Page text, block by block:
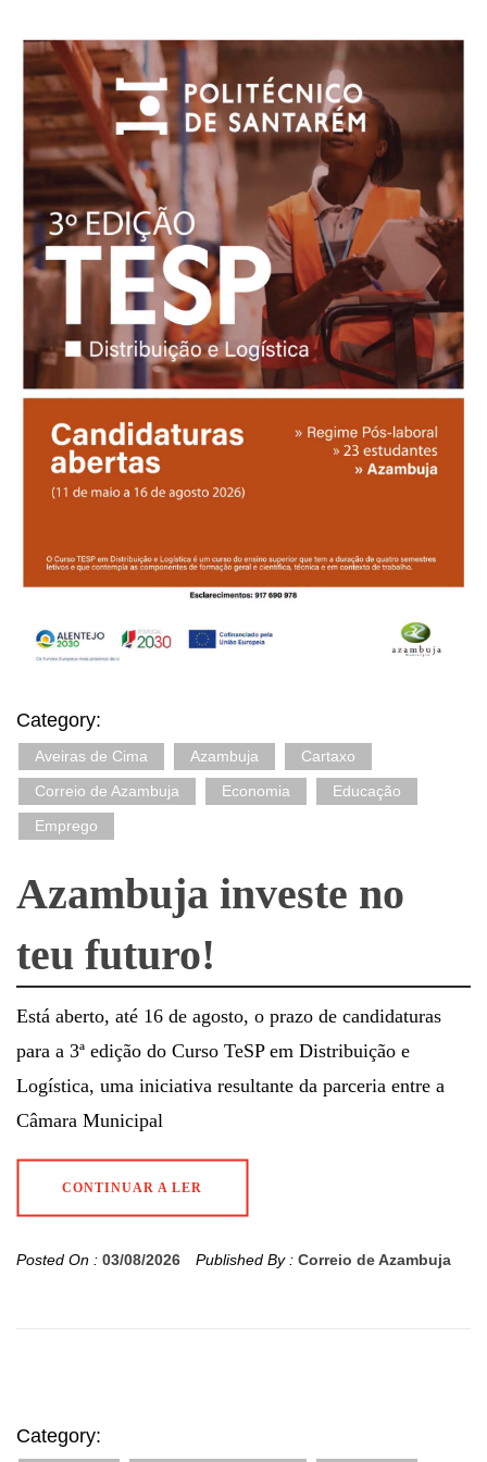
Category:
Aveiras de Cima Azambuja
Cartaxo
Correio de Azambuja
Economia
Educação
Emprego
Azambuja investe no
teu futuro!
Está aberto, até 16 de agosto, o prazo de candidaturas
para a 3ª edição do Curso TeSP em Distribuição e
Logística, uma iniciativa resultante da parceria entre a
Câmara Municipal
CONTINUAR A LER
Posted On : 03/08/2026 Published By : Correio de Azambuja
Category: